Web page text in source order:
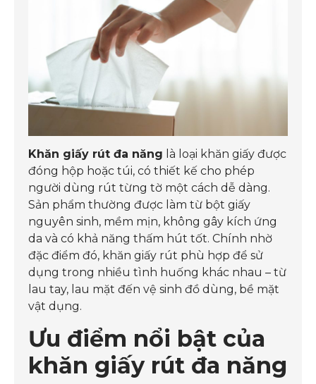
Khăn giấy rút đa năng là loại khăn giấy được
đóng hộp hoặc túi, có thiết kế cho phép
người dùng rút từng tờ một cách dễ dàng.
Sản phẩm thường được làm từ bột giấy
nguyên sinh, mềm mịn, không gây kích ứng
da và có khả năng thấm hút tốt. Chính nhờ
đặc điểm đó, khăn giấy rút phù hợp để sử
dụng trong nhiều tình huống khác nhau – từ
lau tay, lau mặt đến vệ sinh đồ dùng, bề mặt
vật dụng.
Ưu điểm nổi bật của
khăn giấy rút đa năng